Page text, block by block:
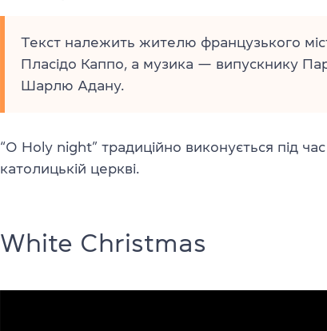
Текст належить жителю французького
Пласідо Каппо, а музика — випускнику
Шарлю Адану.
“O Holy night” традиційно виконується під час
католицькій церкві.
White Christmas